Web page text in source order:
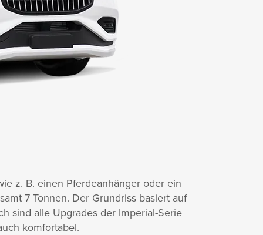
z. B. einen Pferdeanhänger oder ein
7 Tonnen. Der Grundriss basiert auf
sind alle Upgrades der Imperial-Serie
komfortabel.